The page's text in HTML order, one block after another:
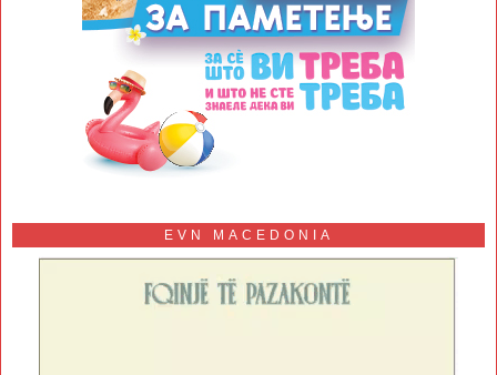
EVN MACEDONIA